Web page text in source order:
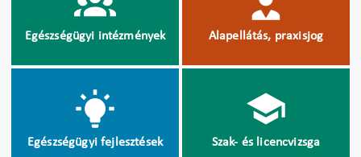
Egészségügyi intézmények Alapellátás, praxisjog
Egészségügyi fejlesztések Szak- és licencvizsga